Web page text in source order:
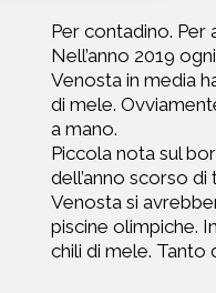
Per contadino. Per
Nell’anno 2019
Venosta in media
di mele.
a mano.
Piccola nota sul
dell’anno scorso
Venosta si
piscine olimpiche.
chili di mele. Tanto